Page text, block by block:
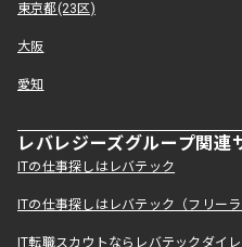
東京都(23区)
大阪
愛知
レバレジーズグループ関連
ITの仕事探しはレバテック
ITの仕事探しはレバテック（フリー
IT転職スカウトならレバテックダイ